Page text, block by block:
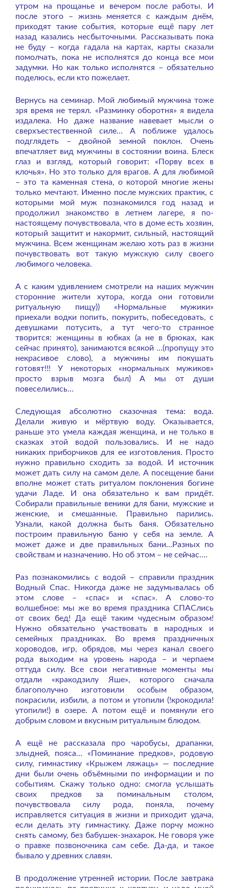
утром на прощанье и вечером после работы. И
после этого – жизнь меняется с каждым днём,
приходят такие события, которые ещё пару лет
назад казались несбыточными. Рассказывать пока
не буду – когда гадала на картах, карты сказали
помолчать, пока не исполнятся до конца все мои
задумки. Но как только исполнятся – обязательно
поделюсь, если кто пожелает.
Вернусь на семинар. Мой любимый мужчина тоже
зря время не терял. «Разминку оборотня» я видела
издалека. Но даже название навевает мысли о
сверхъестественной силе… А поближе удалось
подглядеть – двойной земной поклон. Очень
впечатляет вид мужчины в состоянии воина. Блеск
глаз и взгляд, который говорит: «Порву всех в
клочья». Но это только для врагов. А для любимой
– это та каменная стена, о которой многие жены
только мечтают. Именно после мужских практик, с
которыми мой муж познакомился год назад и
продолжил знакомство в летнем лагере, я по-
настоящему почувствовала, что в доме есть хозяин,
который защитит и накормит, сильный, настоящий
мужчина. Всем женщинам желаю хоть раз в жизни
почувствовать вот такую мужскую силу своего
любимого человека.
А с каким удивлением смотрели на наших мужчин
сторонние жители хутора, когда они готовили
ритуальную пищу)) «Нормальные мужики»
приехали водки попить, покурить, побеседовать, с
девушками потусить, а тут чего-то странное
творится: женщины в юбках (а не в брюках, как
сейчас принято), занимаются всякой …(пропущу это
некрасивое слово), а мужчины им покушать
готовят!!! У некоторых «нормальных мужиков»
просто взрыв мозга был) А мы от души
повеселились…
Следующая абсолютно сказочная тема: вода.
Делали живую и мёртвую воду. Оказывается,
раньше это умела каждая женщина, и не только в
сказках этой водой пользовались. И не надо
никаких приборчиков для ее изготовления. Просто
нужно правильно сходить за водой. И источник
может дать силу на самом деле. А посещение бани
вполне может стать ритуалом поклонения богине
удачи Ладе. И она обязательно к вам придёт.
Собирали правильные веники для бани, мужские и
женские, и смешанные. Правильно парились.
Узнали, какой должна быть баня. Обязательно
построим правильную баню у себя на земле. А
может даже и две правильных бани…Разных по
свойствам и назначению. Но об этом – не сейчас….
Раз познакомились с водой – справили праздник
Водный Спас. Никогда даже не задумывалась об
этом слове – «спас» и «спас». А слово-то
волшебное: мы же во время праздника СПАСлись
от своих бед! Да ещё таким чудесным образом!
Нужно обязательно участвовать в народных и
семейных праздниках. Во время праздничных
хороводов, игр, обрядов, мы через канал своего
рода выходим на уровень народа – и черпаем
оттуда силу. Все свои негативные моменты мы
отдали «кракодзилу Яше», которого сначала
благополучно изготовили особым образом,
покрасили, избили, а потом и утопили (!крокодила!
утопили!) в озере. А потом ещё и помянули его
добрым словом и вкусным ритуальным блюдом.
А ещё не рассказала про чаробусы, драпанки,
злыдней, пояса… «Поминание предков», родовую
силу, гимнастику «Крыжем ляжаць» — последние
дни были очень объёмными по информации и по
событиям. Скажу только одно: смогла услышать
своих предков за поминальным столом,
почувствовала силу рода, поняла, почему
исправляется ситуация в жизни и приходит удача,
если делать эту гимнастику. Даже порчу можно
снять самому, без бабушек-знахарок. Не говоря уже
о правке позвоночника сам себе. Да-да, и такое
бывало у древних славян.
В продолжение утренней истории. После завтрака